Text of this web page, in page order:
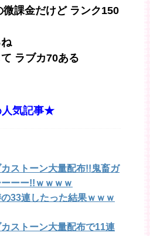
微課金だけど ランク150
ラブカ70ある
気記事★
カストーン大量配布!!鬼畜ガ
ーー!!ｗｗｗｗ
の33連したった結果ｗｗｗ
カストーン大量配布で11連